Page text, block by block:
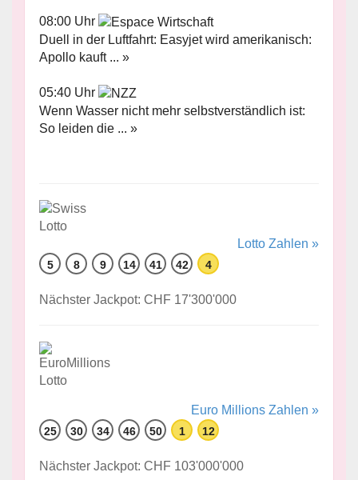
08:00 Uhr
Duell in der Luftfahrt: Easyjet wird amerikanisch:
Apollo kauft ... »
05:40 Uhr
Wenn Wasser nicht mehr selbstverständlich ist:
So leiden die ... »
Lotto Zahlen »
5 8 9 14 41 42 4
Nächster Jackpot: CHF 17'300'000
Euro Millions Zahlen »
25 30 34 46 50 1 12
Nächster Jackpot: CHF 103'000'000